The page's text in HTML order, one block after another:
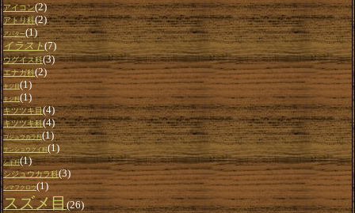
アイコン(2)
アトリ科(2)
アバター(1)
イラスト(7)
ウグイス科(3)
エナガ科(2)
キジ目 (1)
キジ科(1)
キツツキ目(4)
キツツキ科(4)
ゴジュウカラ科(1)
サンショウクイ科(1)
シギ科(1)
シジュウカラ科(3)
シマフクロウ(1)
スズメ目(26)